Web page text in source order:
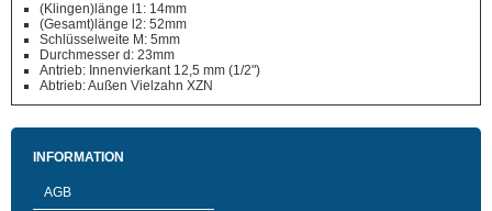
(Klingen)länge l1: 14mm
(Gesamt)länge l2: 52mm
Schlüsselweite M: 5mm
Durchmesser d: 23mm
Antrieb: Innenvierkant 12,5 mm (1/2")
Abtrieb: Außen Vielzahn XZN
INFORMATION
AGB